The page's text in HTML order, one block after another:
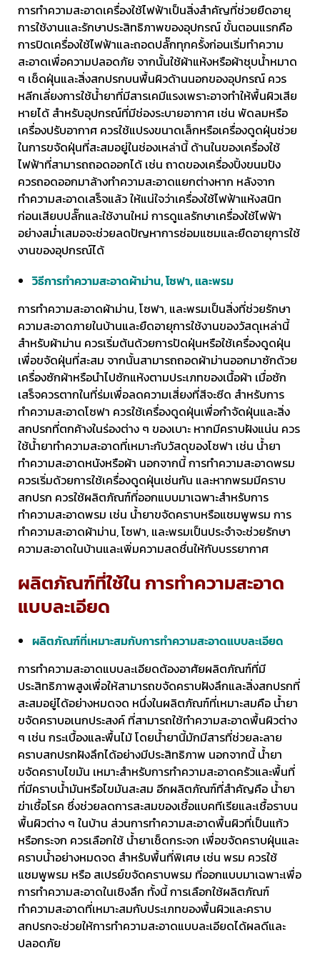
การทำความสะอาดเครื่องใช้ไฟฟ้าเป็นสิ่งสำคัญที่ช่วยยืดอายุ
การใช้งานและรักษาประสิทธิภาพของอุปกรณ์ ขั้นตอนแรกคือ
การปิดเครื่องใช้ไฟฟ้าและถอดปลั๊กทุกครั้งก่อนเริ่มทำความ
สะอาดเพื่อความปลอดภัย จากนั้นใช้ผ้าแห้งหรือผ้าชุบน้ำหมาด
ๆ เช็ดฝุ่นและสิ่งสกปรกบนพื้นผิวด้านนอกของอุปกรณ์ ควร
หลีกเลี่ยงการใช้น้ำยาที่มีสารเคมีแรงเพราะอาจทำให้พื้นผิวเสีย
หายได้ สำหรับอุปกรณ์ที่มีช่องระบายอากาศ เช่น พัดลมหรือ
เครื่องปรับอากาศ ควรใช้แปรงขนาดเล็กหรือเครื่องดูดฝุ่นช่วย
ในการขจัดฝุ่นที่สะสมอยู่ในช่องเหล่านี้ ด้านในของเครื่องใช้
ไฟฟ้าที่สามารถถอดออกได้ เช่น ถาดของเครื่องปิ้งขนมปัง
ควรถอดออกมาล้างทำความสะอาดแยกต่างหาก หลังจาก
ทำความสะอาดเสร็จแล้ว ให้แน่ใจว่าเครื่องใช้ไฟฟ้าแห้งสนิท
ก่อนเสียบปลั๊กและใช้งานใหม่ การดูแลรักษาเครื่องใช้ไฟฟ้า
อย่างสม่ำเสมอจะช่วยลดปัญหาการซ่อมแซมและยืดอายุการใช้
งานของอุปกรณ์ได้
วิธีการทำความสะอาดผ้าม่าน, โซฟา, และพรม
การทำความสะอาดผ้าม่าน, โซฟา, และพรมเป็นสิ่งที่ช่วยรักษา
ความสะอาดภายในบ้านและยืดอายุการใช้งานของวัสดุเหล่านี้
สำหรับผ้าม่าน ควรเริ่มต้นด้วยการปัดฝุ่นหรือใช้เครื่องดูดฝุ่น
เพื่อขจัดฝุ่นที่สะสม จากนั้นสามารถถอดผ้าม่านออกมาซักด้วย
เครื่องซักผ้าหรือนำไปซักแห้งตามประเภทของเนื้อผ้า เมื่อซัก
เสร็จควรตากในที่ร่มเพื่อลดความเสี่ยงที่สีจะซีด สำหรับการ
ทำความสะอาดโซฟา ควรใช้เครื่องดูดฝุ่นเพื่อกำจัดฝุ่นและสิ่ง
สกปรกที่ตกค้างในร่องต่าง ๆ ของเบาะ หากมีคราบฝังแน่น ควร
ใช้น้ำยาทำความสะอาดที่เหมาะกับวัสดุของโซฟา เช่น น้ำยา
ทำความสะอาดหนังหรือผ้า นอกจากนี้ การทำความสะอาดพรม
ควรเริ่มด้วยการใช้เครื่องดูดฝุ่นเช่นกัน และหากพรมมีคราบ
สกปรก ควรใช้ผลิตภัณฑ์ที่ออกแบบมาเฉพาะสำหรับการ
ทำความสะอาดพรม เช่น น้ำยาขจัดคราบหรือแชมพูพรม การ
ทำความสะอาดผ้าม่าน, โซฟา, และพรมเป็นประจำจะช่วยรักษา
ความสะอาดในบ้านและเพิ่มความสดชื่นให้กับบรรยากาศ
ผลิตภัณฑ์ที่ใช้ใน การทำความสะอาด
แบบละเอียด
ผลิตภัณฑ์ที่เหมาะสมกับการทำความสะอาดแบบละเอียด
การทำความสะอาดแบบละเอียดต้องอาศัยผลิตภัณฑ์ที่มี
ประสิทธิภาพสูงเพื่อให้สามารถขจัดคราบฝังลึกและสิ่งสกปรกที่
สะสมอยู่ได้อย่างหมดจด หนึ่งในผลิตภัณฑ์ที่เหมาะสมคือ น้ำยา
ขจัดคราบอเนกประสงค์ ที่สามารถใช้ทำความสะอาดพื้นผิวต่าง
ๆ เช่น กระเบื้องและพื้นไม้ โดยน้ำยานี้มักมีสารที่ช่วยละลาย
คราบสกปรกฝังลึกได้อย่างมีประสิทธิภาพ นอกจากนี้ น้ำยา
ขจัดคราบไขมัน เหมาะสำหรับการทำความสะอาดครัวและพื้นที่
ที่มีคราบน้ำมันหรือไขมันสะสม อีกผลิตภัณฑ์ที่สำคัญคือ น้ำยา
ฆ่าเชื้อโรค ซึ่งช่วยลดการสะสมของเชื้อแบคทีเรียและเชื้อราบน
พื้นผิวต่าง ๆ ในบ้าน ส่วนการทำความสะอาดพื้นผิวที่เป็นแก้ว
หรือกระจก ควรเลือกใช้ น้ำยาเช็ดกระจก เพื่อขจัดคราบฝุ่นและ
คราบน้ำอย่างหมดจด สำหรับพื้นที่พิเศษ เช่น พรม ควรใช้
แชมพูพรม หรือ สเปรย์ขจัดคราบพรม ที่ออกแบบมาเฉพาะเพื่อ
การทำความสะอาดในเชิงลึก ทั้งนี้ การเลือกใช้ผลิตภัณฑ์
ทำความสะอาดที่เหมาะสมกับประเภทของพื้นผิวและคราบ
สกปรกจะช่วยให้การทำความสะอาดแบบละเอียดได้ผลดีและ
ปลอดภัย